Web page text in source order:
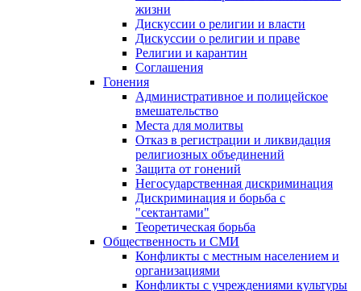
жизни
Дискуссии о религии и власти
Дискуссии о религии и праве
Религии и карантин
Соглашения
Гонения
Административное и полицейское
вмешательство
Места для молитвы
Отказ в регистрации и ликвидация
религиозных объединений
Защита от гонений
Негосударственная дискриминация
Дискриминация и борьба с
"сектантами"
Теоретическая борьба
Общественность и СМИ
Конфликты с местным населением и
организациями
Конфликты с учреждениями культуры